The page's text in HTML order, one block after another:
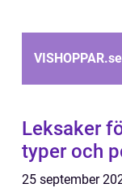
VISHOPPAR.se
Leksaker
typer och
25 september